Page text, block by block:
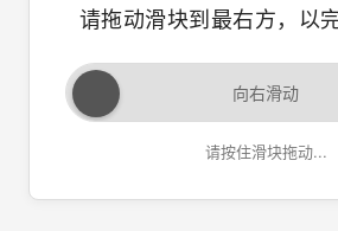
请拖动滑块到最右方，以
向右滑动
请按住滑块拖动...